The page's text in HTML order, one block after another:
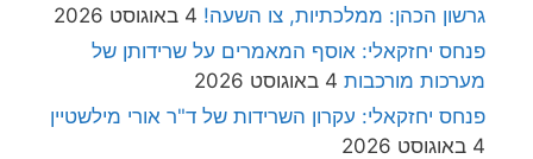
גרשון הכהן: ממלכתיות, צו השעה! 4 באוגוסט 2026
פנחס יחזקאלי: אוסף המאמרים על שרידותן של
מערכות מורכבות 4 באוגוסט 2026
פנחס יחזקאלי: עקרון השרידות של ד"ר אורי מילשטיין
4 באוגוסט 2026